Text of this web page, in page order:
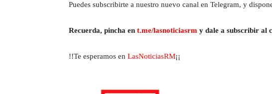
Puedes subscribirte a nuestro nuevo canal en Telegram, y
Recuerda, pincha en t.me/lasnoticiasrm y dale a subscribir al
!!Te esperamos en LasNoticiasRM¡¡